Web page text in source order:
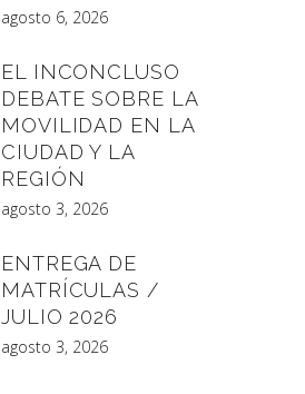
agosto 6, 2026
EL INCONCLUSO
DEBATE SOBRE LA
MOVILIDAD EN LA
CIUDAD Y LA
REGIÓN
agosto 3, 2026
ENTREGA DE
MATRÍCULAS /
JULIO 2026
agosto 3, 2026